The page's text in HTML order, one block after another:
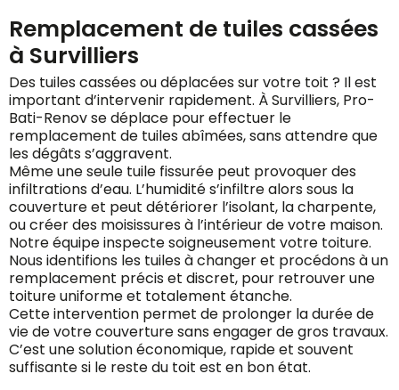
Remplacement de tuiles cassées
à Survilliers
Des tuiles cassées ou déplacées sur votre toit ? Il est
important d’intervenir rapidement. À Survilliers, Pro-
Bati-Renov se déplace pour effectuer le
remplacement de tuiles abîmées, sans attendre que
les dégâts s’aggravent.
Même une seule tuile fissurée peut provoquer des
infiltrations d’eau. L’humidité s’infiltre alors sous la
couverture et peut détériorer l’isolant, la charpente,
ou créer des moisissures à l’intérieur de votre maison.
Notre équipe inspecte soigneusement votre toiture.
Nous identifions les tuiles à changer et procédons à un
remplacement précis et discret, pour retrouver une
toiture uniforme et totalement étanche.
Cette intervention permet de prolonger la durée de
vie de votre couverture sans engager de gros travaux.
C’est une solution économique, rapide et souvent
suffisante si le reste du toit est en bon état.